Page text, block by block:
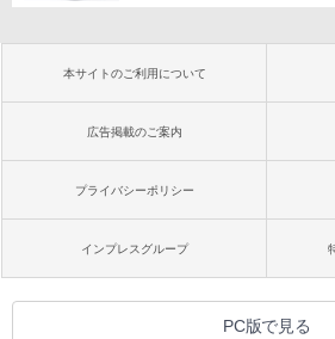
本サイトのご利用について
広告掲載のご案内
プライバシーポリシー
インプレスグループ
PC版で見る